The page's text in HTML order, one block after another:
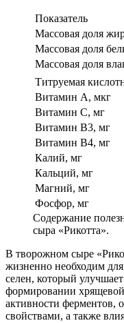
Показатель
Массовая доля
Массовая доля
Массовая доля
Титруемая
Витамин А, мкг
Витамин С, мг
Витамин В3, мг
Витамин В4, мг
Калий, мг
Кальций, мг
Магний, мг
Фосфор, мг
Содержание
сыра «Рикотта».
В творожном сыре
жизненно необходим
селен, который
формировании хрящевой
активности ферментов,
свойствами, а также